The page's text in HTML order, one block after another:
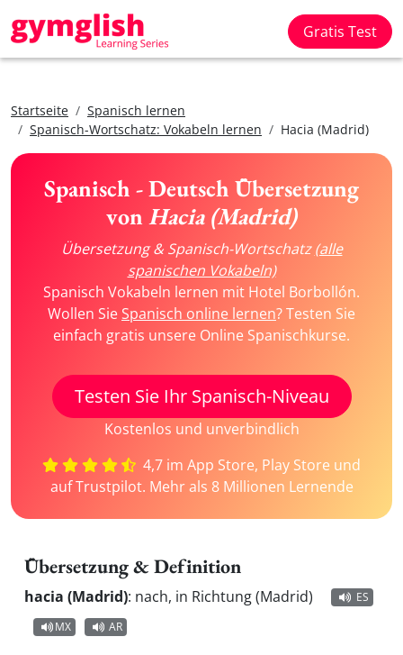
Gratis Test
Startseite
Spanisch lernen
Spanisch-Wortschatz: Vokabeln lernen
Hacia (Madrid)
Spanisch - Deutsch Übersetzung
vonHacia (Madrid)
Übersetzung & Spanisch-Wortschatz(alle
spanischen Vokabeln)
Spanisch Vokabeln lernen mit Hotel Borbollón.
Wollen SieSpanisch online lernen? Testen Sie
einfach gratis unsere Online Spanischkurse.
Testen Sie Ihr Spanisch-Niveau
Kostenlos und unverbindlich
4,7 im App Store, Play Store und
auf Trustpilot. Mehr als 8 Millionen Lernende
Übersetzung & Definition
hacia (Madrid): nach, in Richtung (Madrid)
ES
MX
AR